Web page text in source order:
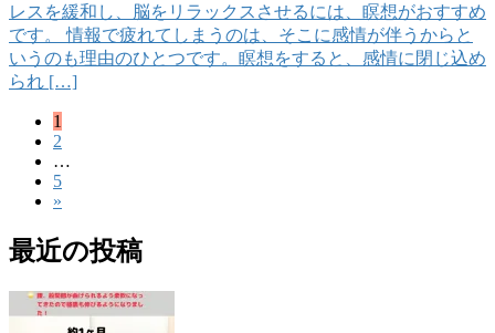
レスを緩和し、脳をリラックスさせるには、瞑想がおすすめ
です。 情報で疲れてしまうのは、そこに感情が伴うからと
いうのも理由のひとつです。瞑想をすると、感情に閉じ込め
られ […]
ペ
ー
ジ
固
定
ペ
ー
ジ
1
固
定
ペ
ー
ジ
2
…
固
定
ー
5
»
最近の投稿